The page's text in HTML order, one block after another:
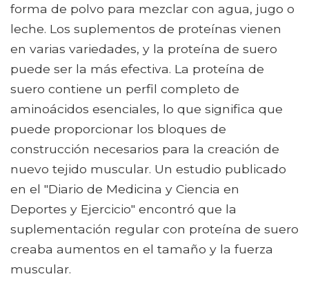
forma de polvo para mezclar con agua, jugo o
leche. Los suplementos de proteínas vienen
en varias variedades, y la proteína de suero
puede ser la más efectiva. La proteína de
suero contiene un perfil completo de
aminoácidos esenciales, lo que significa que
puede proporcionar los bloques de
construcción necesarios para la creación de
nuevo tejido muscular. Un estudio publicado
en el "Diario de Medicina y Ciencia en
Deportes y Ejercicio" encontró que la
suplementación regular con proteína de suero
creaba aumentos en el tamaño y la fuerza
muscular.